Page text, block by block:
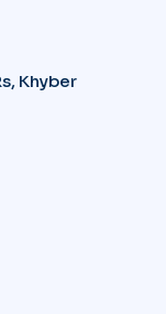
Khyber